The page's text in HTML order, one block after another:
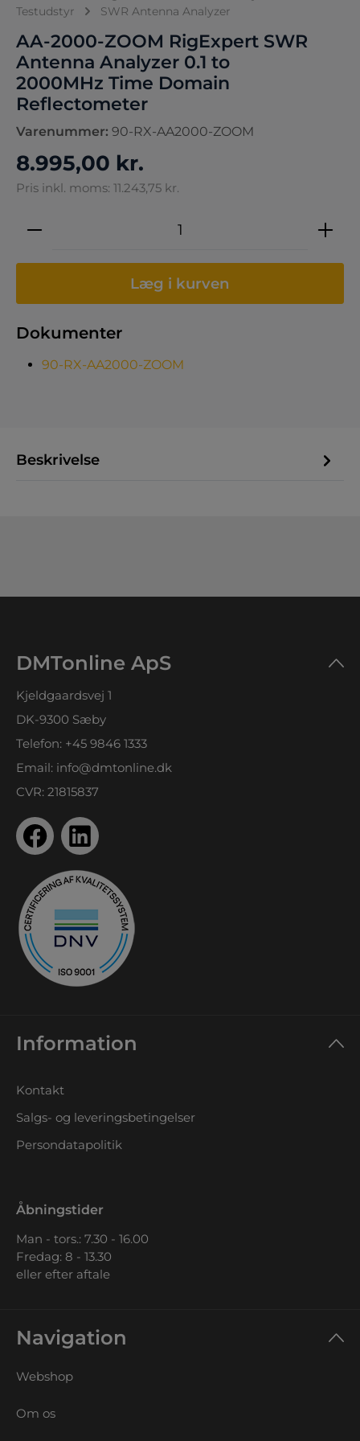
Testudstyr
SWR Antenna Analyzer
Varenummer: 90-RX-AA2000-ZOOM
AA-2000-ZOOM RigExpert SWR
Antenna Analyzer 0.1 to
2000MHz Time Domain
Reflectometer
8.995,00 kr.
Pris inkl. moms: 11.243,75 kr.
Produktmængde: Indtast den
Læg i kurven
Dokumenter
90-RX-AA2000-ZOOM
Beskrivelse
DMTonline ApS
Kjeldgaardsvej 1
DK-9300 Sæby
Telefon: +45 9846 1333
Email: info@dmtonline.dk
CVR: 21815837
Information
Kontakt
Salgs- og leveringsbetingelser
Persondatapolitik
Åbningstider
Man - tors.: 7.30 - 16.00
Fredag: 8 - 13.30
eller efter aftale
Navigation
Webshop
Om os